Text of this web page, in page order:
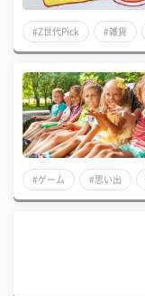
#Z世代Pick #雑貨
#ゲーム #思い出